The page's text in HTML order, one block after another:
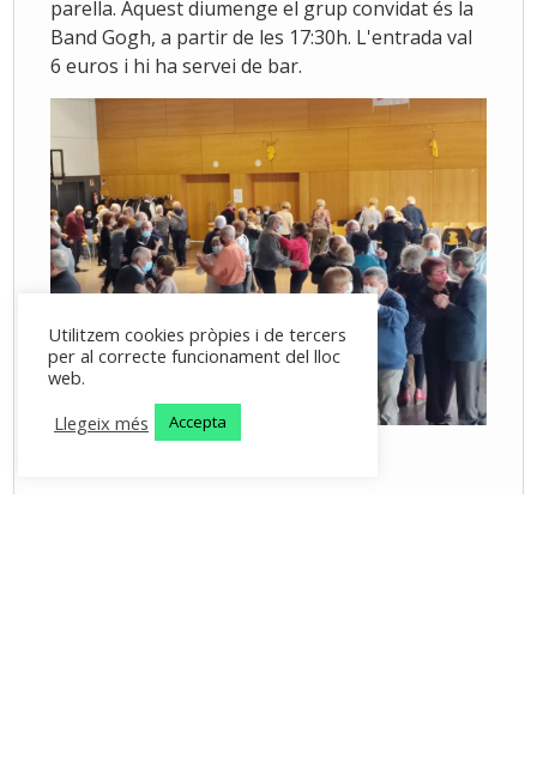
parella. Aquest diumenge el grup convidat és la
Band Gogh, a partir de les 17:30h. L'entrada val
6 euros i hi ha servei de bar.
Utilitzem cookies pròpies i de tercers
per al correcte funcionament del lloc
web.
Llegeix més
Accepta